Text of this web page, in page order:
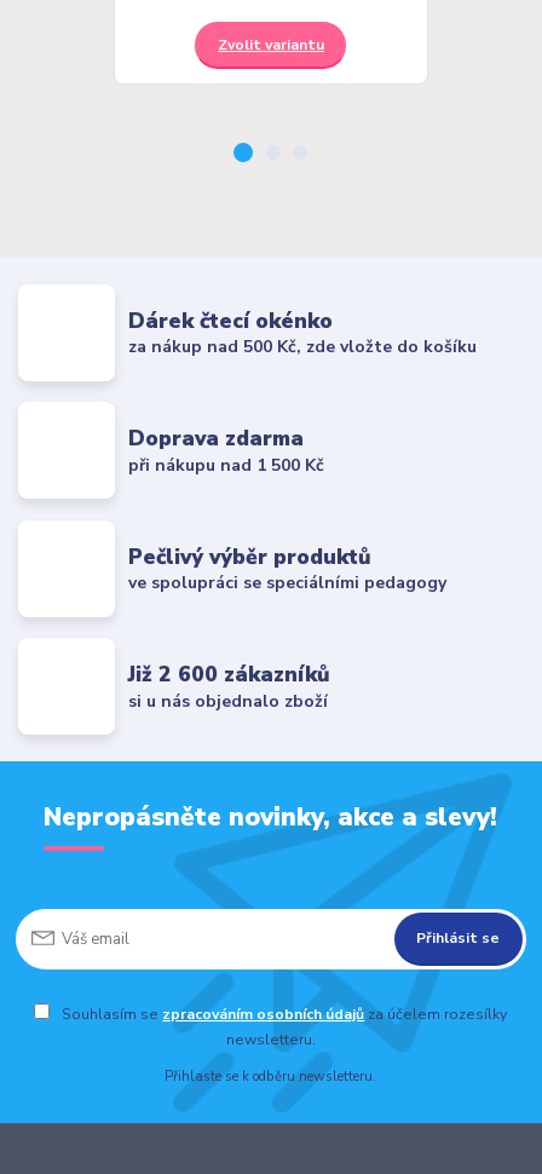
Zvolit variantu
Dárek čtecí okénko
za nákup nad 500 Kč, zde vložte do košíku
Doprava zdarma
při nákupu nad 1 500 Kč
Pečlivý výběr produktů
ve spolupráci se speciálními pedagogy
Již 2 600 zákazníků
si u nás objednalo zboží
Nepropásněte novinky, akce a slevy!
Přihlásit se
Souhlasím se zpracováním osobních údajů za účelem rozesílky
newsletteru.
Přihlaste se k odběru newsletteru.